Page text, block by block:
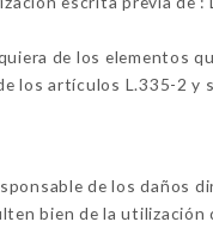
de los elementos
los artículos L.335-2
de los
bien de la utilización